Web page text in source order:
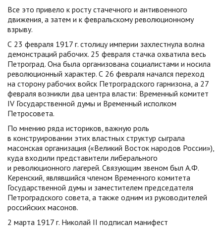
Все это привело к росту стачечного и антивоенного
движения, а затем и к февральскому революционному
взрыву.
С 23 февраля 1917 г. столицу империи захлестнула волна
демонстраций рабочих. 25 февраля стачка охватила весь
Петроград. Она была организована социалистами и носила
революционный характер. С 26 февраля начался переход
на сторону рабочих войск Петроградского гарнизона, а 27
февраля возникли два центра власти: Временный комитет
IV Государственной думы и Временный исполком
Петросовета.
По мнению ряда историков, важную роль
в конструировании этих властных структур сыграла
масонская организация («Великий Восток народов России»),
куда входили представители либерального
и революционного лагерей. Связующим звеном был А.Ф.
Керенский, являвшийся членом Временного комитета
Государственной думы и заместителем председателя
Петроградского совета, а также одним из руководителей
российских масонов.
2 марта 1917 г. Николай II подписал манифест